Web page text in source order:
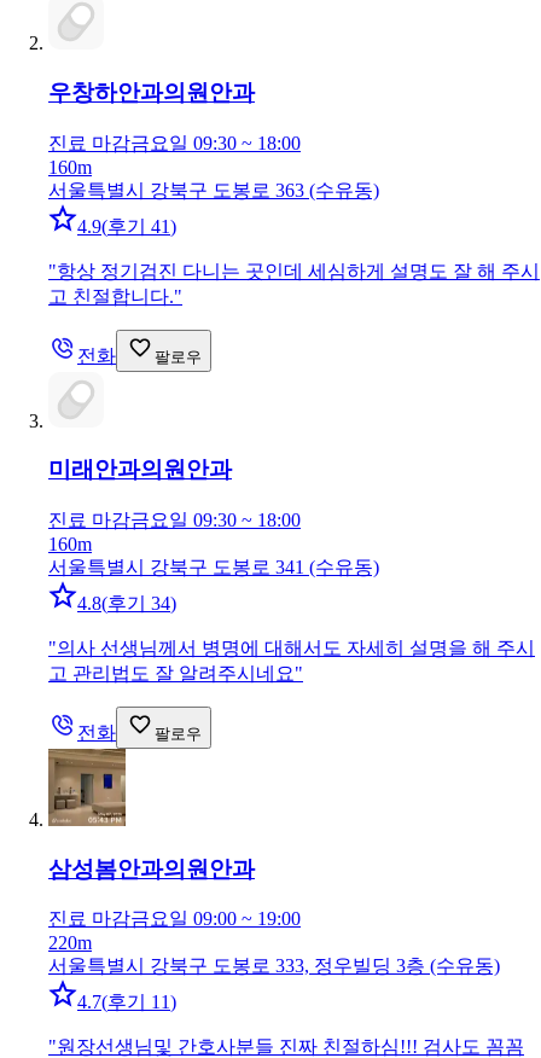
우창하안과의원 안과
진료 마감금요일 09:30 ~ 18:00
160m
서울특별시 강북구 도봉로 363 (수유동)
4.9(후기 41)
"항상 정기검진 다니는 곳인데 세심하게 설명도 잘 해 주시
고 친절합니다."
전화 팔로우
미래안과의원안과
진료 마감금요일 09:30 ~ 18:00
160m
서울특별시 강북구 도봉로 341 (수유동)
4.8(후기 34)
"의사 선생님께서 병명에 대해서도 자세히 설명을 해 주시
고 관리법도 잘 알려주시네요"
전화 팔로우
삼성봄안과의원 안과
진료 마감금요일 09:00 ~ 19:00
220m
서울특별시 강북구 도봉로 333, 정우빌딩 3층 (수유동)
4.7(후기 11)
"원장선생님및 간호사분들 진짜 친절하심!!! 검사도 꼼꼼